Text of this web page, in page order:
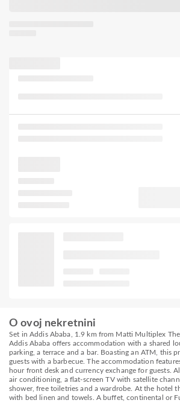
O ovoj nekretnini
Set in Addis Ababa, 1.9 km from Matti Multiplex
Addis Ababa offers accommodation with a shared
parking, a terrace and a bar. Boasting an ATM, this
guests with a barbecue. The accommodation
hour front desk and currency exchange for guests.
air conditioning, a flat-screen TV with satellite
shower, free toiletries and a wardrobe. At the hotel
with bed linen and towels. A buffet, continental or